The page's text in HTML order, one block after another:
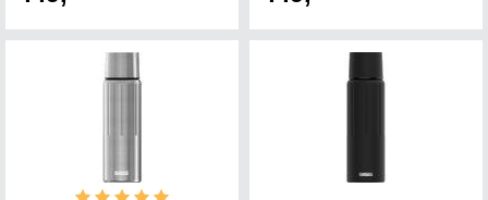
Betyg: